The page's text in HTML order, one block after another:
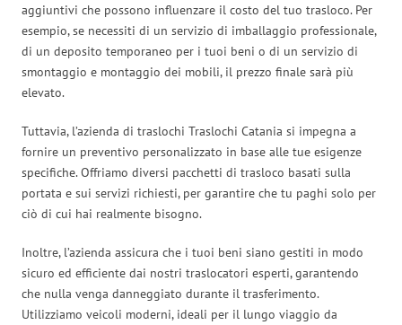
aggiuntivi che possono influenzare il costo del tuo trasloco. Per
esempio, se necessiti di un servizio di imballaggio professionale,
di un deposito temporaneo per i tuoi beni o di un servizio di
smontaggio e montaggio dei mobili, il prezzo finale sarà più
elevato.
Tuttavia, l’azienda di traslochi Traslochi Catania si impegna a
fornire un preventivo personalizzato in base alle tue esigenze
specifiche. Offriamo diversi pacchetti di trasloco basati sulla
portata e sui servizi richiesti, per garantire che tu paghi solo per
ciò di cui hai realmente bisogno.
Inoltre, l’azienda assicura che i tuoi beni siano gestiti in modo
sicuro ed efficiente dai nostri traslocatori esperti, garantendo
che nulla venga danneggiato durante il trasferimento.
Utilizziamo veicoli moderni, ideali per il lungo viaggio da